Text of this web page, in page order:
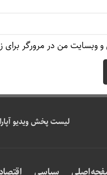
و وبسایت من در مرورگر
لیست پخش ویدیو